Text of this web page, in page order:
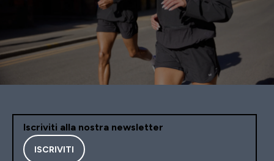
Iscriviti alla nostra newsletter
ISCRIVITI